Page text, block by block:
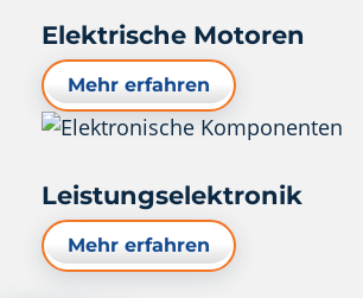
Elektrische Motoren
Mehr erfahren
Leistungselektronik
Mehr erfahren